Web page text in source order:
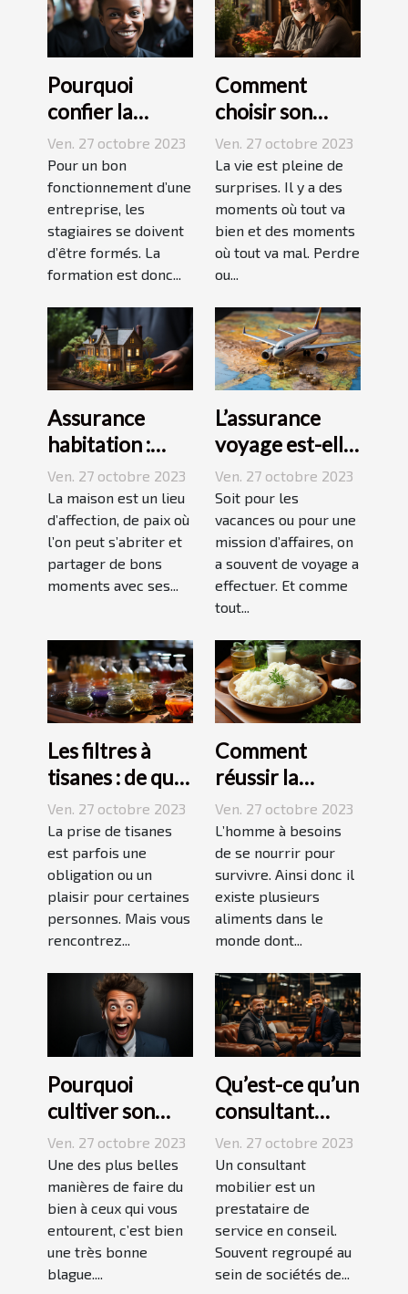
Pourquoi
confier la
formation de
ses stagiaires à
JP2A-Génèse ?
Ven. 27 octobre 2023
Pour un bon
fonctionnement d’une
entreprise, les
stagiaires se doivent
d’être formés. La
formation est donc...
Comment
choisir son
assurance
Dépendance ?
Ven. 27 octobre 2023
La vie est pleine de
surprises. Il y a des
moments où tout va
bien et des moments
où tout va mal. Perdre
ou...
Assurance
habitation :
comment ça
marche ?
Ven. 27 octobre 2023
La maison est un lieu
d’affection, de paix où
l’on peut s’abriter et
partager de bons
moments avec ses...
L’assurance
voyage est-elle
avantageuse ?
Ven. 27 octobre 2023
Soit pour les
vacances ou pour une
mission d’affaires, on
a souvent de voyage a
effectuer. Et comme
tout...
Les filtres à
tisanes : de quoi
s’agit-il ?
Ven. 27 octobre 2023
La prise de tisanes
est parfois une
obligation ou un
plaisir pour certaines
personnes. Mais vous
rencontrez...
Comment
réussir la
préparation du
riz ?
Ven. 27 octobre 2023
L’homme à besoins
de se nourrir pour
survivre. Ainsi donc il
existe plusieurs
aliments dans le
monde dont...
Pourquoi
cultiver son
esprit
humoristique ?
Ven. 27 octobre 2023
Une des plus belles
manières de faire du
bien à ceux qui vous
entourent, c’est bien
une très bonne
blague....
Qu’est-ce qu’un
consultant
mobilier ?
Ven. 27 octobre 2023
Un consultant
mobilier est un
prestataire de
service en conseil.
Souvent regroupé au
sein de sociétés de...